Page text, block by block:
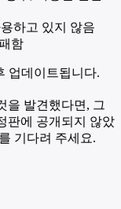
하고 있지 않음
함
업데이트됩니다.
을 발견했다면, 그
판에 공개되지 않았
기다려 주세요.